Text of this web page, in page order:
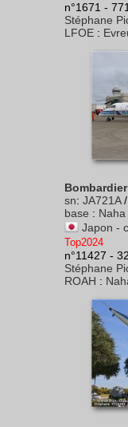
n°1671 -
Stéphane
LFOE :
sn: JA721A/
base : Naha
Japon -
Top2024
n°11427 -
Stéphane
ROAH :